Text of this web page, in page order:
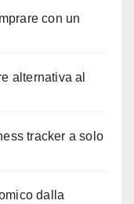
con un
alternativa al
tracker a solo
dalla